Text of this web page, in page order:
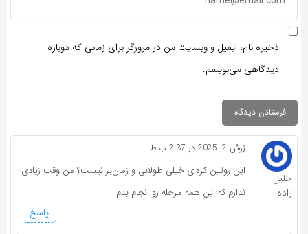
ذخیره نام، ایمیل و وبسایت من در مرورگر برای زمانی که دوباره
دیدگاهی می‌نویسم.
خلیل
زاده
ژوئن 2, 2025 در 2:37 ب.ظ
این روتین کره‌ای خیلی طولانی و زمان‌بر نیست؟ من وقت زیادی
ندارم که این همه مرحله رو انجام بدم.
پاسخ